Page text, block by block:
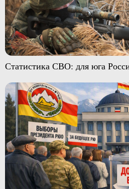
Статистика СВО: для юга